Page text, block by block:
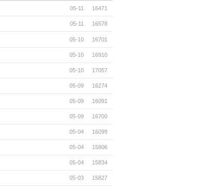
05-11 16471
05-11 16578
05-10 16701
05-10 16910
05-10 17057
05-09 16274
05-09 16091
05-09 16700
05-04 16099
05-04 15806
05-04 15834
05-03 15827